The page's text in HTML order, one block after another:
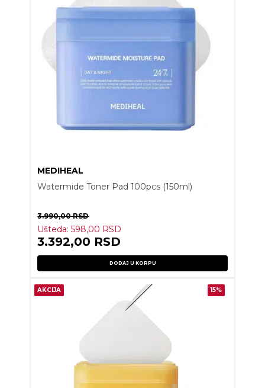
MEDIHEAL
Watermide Toner Pad 100pcs (150ml)
3.990,00RSD
Ušteda:598,00 RSD
3.392,00 RSD
DODAJ U KORPU
AKCIJA 15%